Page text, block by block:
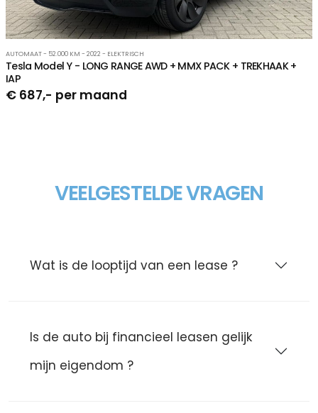
AUTOMAAT - 52.000 KM - 2022 - ELEKTRISCH
Tesla Model Y - LONG RANGE AWD + MMX PACK + TREKHAAK +
IAP
€ 687,- per maand
VEELGESTELDE VRAGEN
Wat is de looptijd van een lease ?
Is de auto bij financieel leasen gelijk
mijn eigendom ?